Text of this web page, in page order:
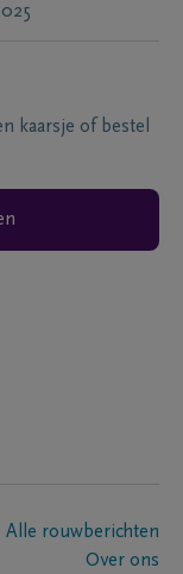
kaarsje of bestel
Alle rouwberichten
Over ons